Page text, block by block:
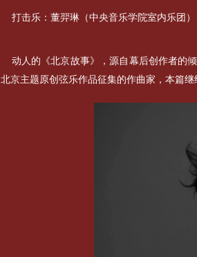
打击乐：董羿琳（中央音乐学院室内乐团）
动人的《北京故事》，源自幕后创作者的
北京主题原创弦乐作品征集的作曲家，本篇